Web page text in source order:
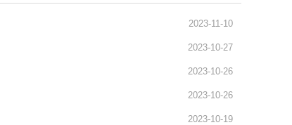
2023-11-10
2023-10-27
2023-10-26
2023-10-26
2023-10-19